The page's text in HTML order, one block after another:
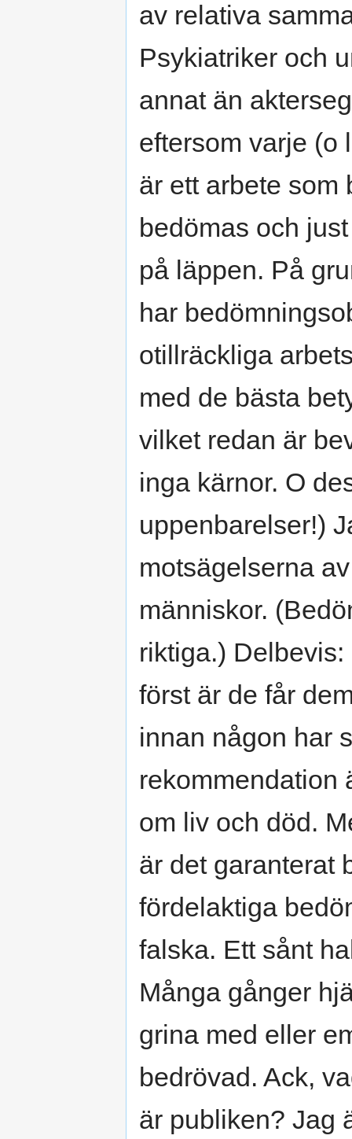
av relativa
Psykiatriker och
annat än
eftersom varje
är ett arbete som
bedömas och
på läppen. På
har
otillräckliga
med de bästa
vilket redan är
inga kärnor. O
uppenbarelser!)
motsägelserna
människor.
riktiga.)
först är de får
innan någon har
rekommendation
om liv och död.
är det garanterat
fördelaktiga
falska. Ett sånt
Många gånger
grina med eller
bedrövad. Ack,
är publiken? Jag